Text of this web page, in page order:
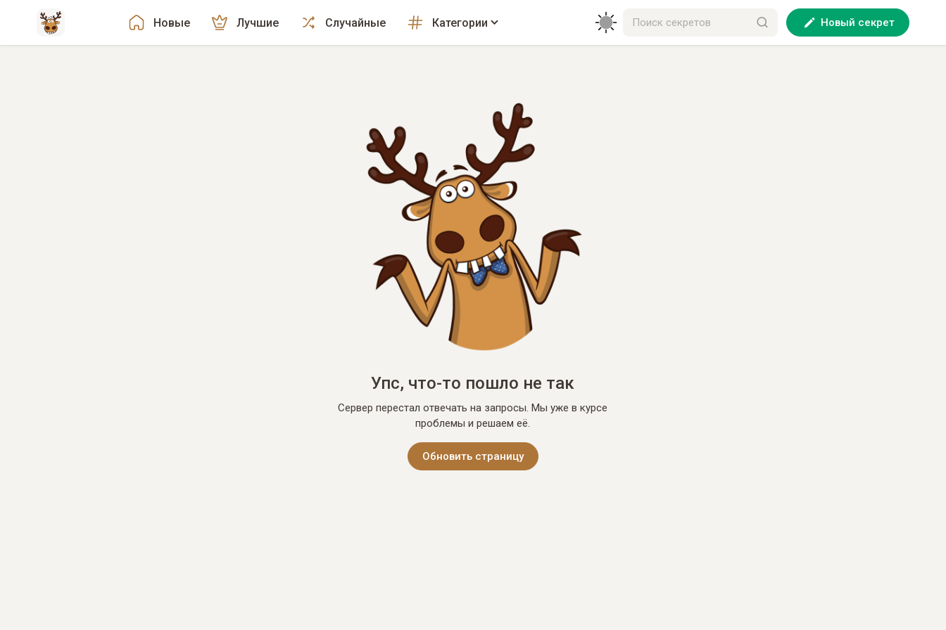
Новые Лучшие Случайные Категории Новый секрет
Упс, что-то пошло не так
Сервер перестал отвечать на запросы. Мы уже в курсе
проблемы и решаем её.
Обновить страницу